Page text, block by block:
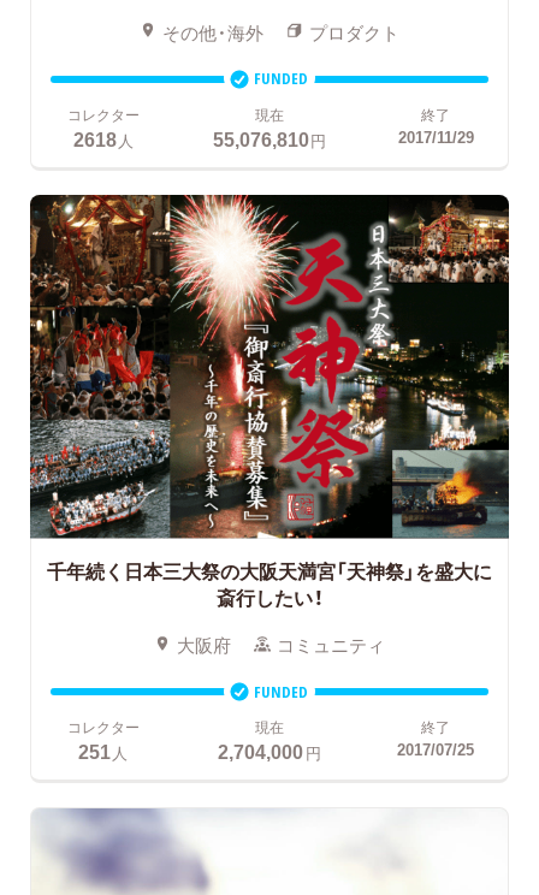
その他・海外 プロダクト
FUNDED
コレクター
2618 人
現在
55,076,810円
終了
2017/11/29
千年続く日本三大祭の大阪天満宮「天神祭」を盛大に
斎行したい！
大阪府 コミュニティ
FUNDED
コレクター
251人
現在
2,704,000円
終了
2017/07/25